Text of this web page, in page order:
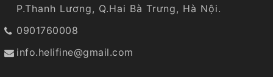
P.Thanh Lương, Q.Hai Bà Trưng, Hà Nội.
0901760008
info.helifine@gmail.com